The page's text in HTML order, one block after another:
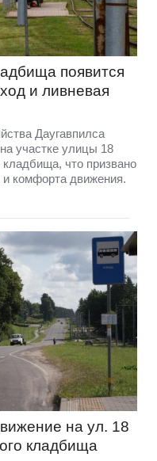
появится
и ливневая
Даугавпилса
участке улицы 18
что призвано
и комфорта движения.
на ул. 18
кладбища